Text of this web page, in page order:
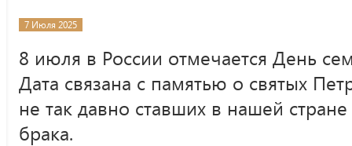
7 Июля 2025
8 июля в России отмечается День
Дата связана с памятью о святых
не так давно ставших в нашей
брака.